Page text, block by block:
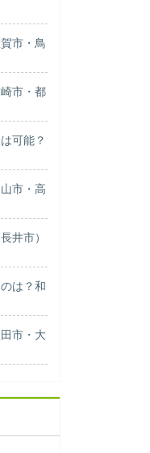
市・鳥
市・都
可能？
市・高
井市）
は？和
市・大